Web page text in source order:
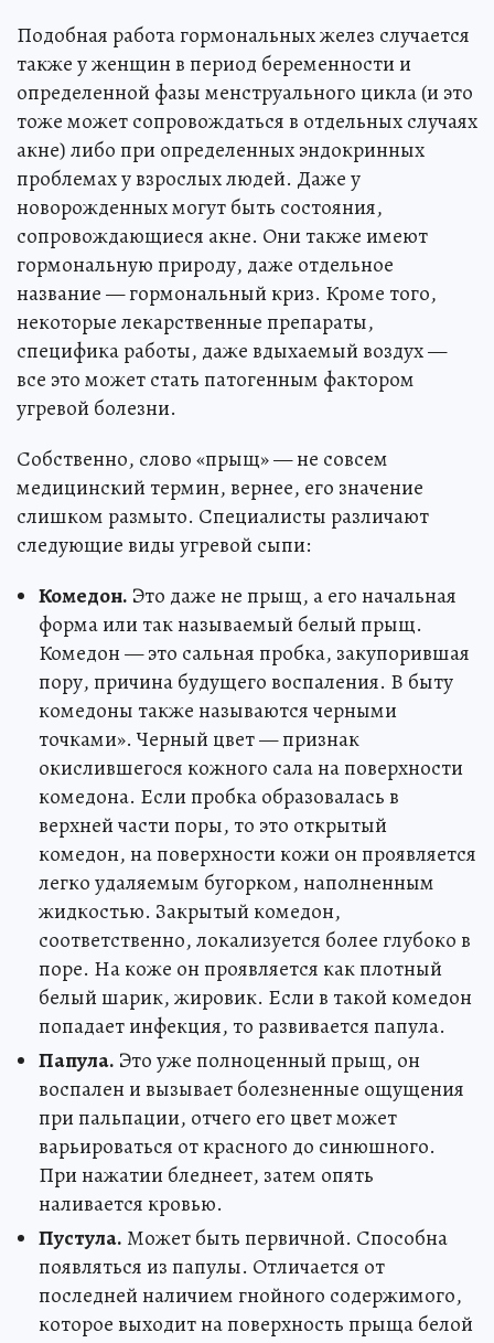
Подобная работа гормональных желез случается
также у женщин в период беременности и
определенной фазы менструального цикла (и это
тоже может сопровождаться в отдельных случаях
акне) либо при определенных эндокринных
проблемах у взрослых людей. Даже у
новорожденных могут быть состояния,
сопровождающиеся акне. Они также имеют
гормональную природу, даже отдельное
название — гормональный криз. Кроме того,
некоторые лекарственные препараты,
специфика работы, даже вдыхаемый воздух —
все это может стать патогенным фактором
угревой болезни.
Собственно, слово «прыщ» — не совсем
медицинский термин, вернее, его значение
слишком размыто. Специалисты различают
следующие виды угревой сыпи:
Комедон. Это даже не прыщ, а его начальная
форма или так называемый белый прыщ.
Комедон — это сальная пробка, закупорившая
пору, причина будущего воспаления. В быту
комедоны также называются черными
точками». Черный цвет — признак
окислившегося кожного сала на поверхности
комедона. Если пробка образовалась в
верхней части поры, то это открытый
комедон, на поверхности кожи он проявляется
легко удаляемым бугорком, наполненным
жидкостью. Закрытый комедон,
соответственно, локализуется более глубоко в
поре. На коже он проявляется как плотный
белый шарик, жировик. Если в такой комедон
попадает инфекция, то развивается папула.
Папула. Это уже полноценный прыщ, он
воспален и вызывает болезненные ощущения
при пальпации, отчего его цвет может
варьироваться от красного до синюшного.
При нажатии бледнеет, затем опять
наливается кровью.
Пустула. Может быть первичной. Способна
появляться из папулы. Отличается от
последней наличием гнойного содержимого,
которое выходит на поверхность прыща белой